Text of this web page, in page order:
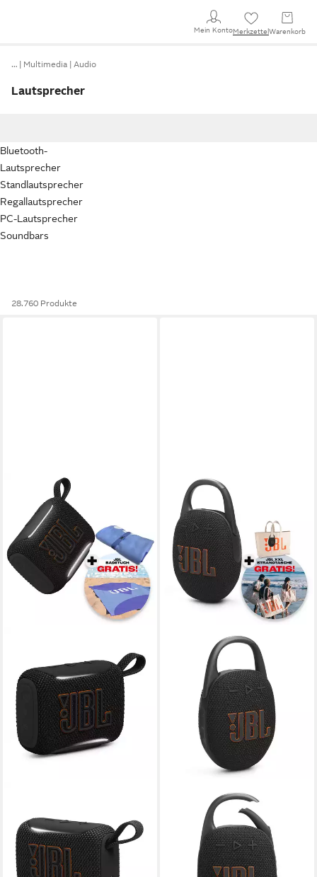
Mein KontoMerkzettel Warenkorb
… Multimedia Audio
Lautsprecher
Bluetooth-
Lautsprecher
Standlautsprecher
Regallautsprecher
PC-Lautsprecher
Soundbars
28.760 Produkte
Bluetooth-Lautsprecher
Netzwerkstandard
4,8 W
Gesamtleistung
8 Std. Max. Akkulaufzeit
Set: Clip 5 + Strandtasche
Bluetooth-Lautsprecher
Gesamtleistung
Max. Akkulaufzeit